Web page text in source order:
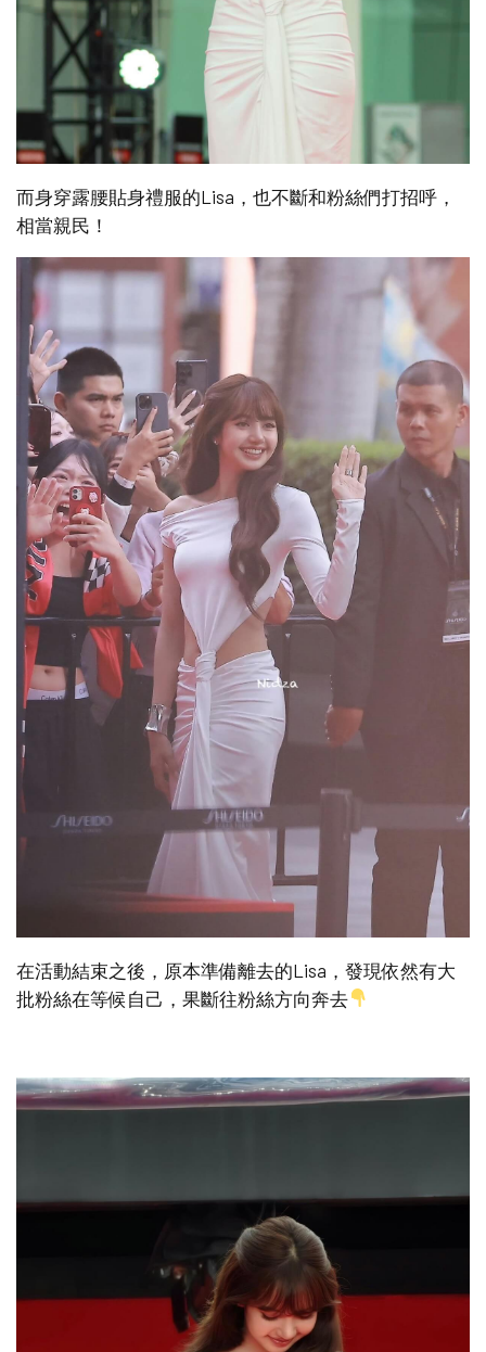
而身穿露腰貼身禮服的Lisa，也不斷和粉絲們打招呼，
相當親民！
在活動結束之後，原本準備離去的Lisa，發現依然有大
批粉絲在等候自己，果斷往粉絲方向奔去